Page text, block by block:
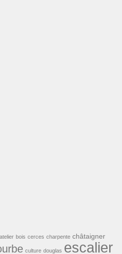
atelier bois cerces charpente châtaigner
culture douglas escalier